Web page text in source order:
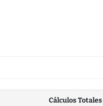
Cálculos Totales